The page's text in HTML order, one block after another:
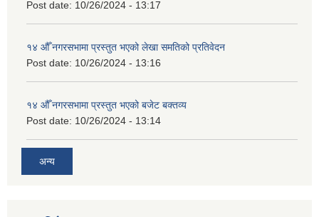
Post date: 10/26/2024 - 13:17
१४ औँ नगरसभामा प्रस्तुत भएको लेखा समतिको प्रतिवेदन
Post date: 10/26/2024 - 13:16
१४ औँ नगरसभामा प्रस्तुत भएको बजेट बक्तव्य
Post date: 10/26/2024 - 13:14
अन्य